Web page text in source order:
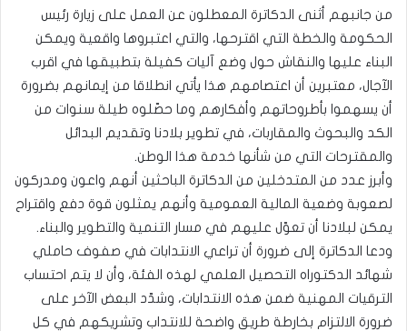
من جانبهم أثنى الدكاترة المعطلون عن العمل على زيارة رئيس
الحكومة والخطة التي اقترحها، والتي اعتبروها واقعية ويمكن
البناء عليها والنقاش حول وضع آليات كفيلة بتطبيقها في اقرب
الآجال، معتبرين أن اعتصامهم هذا يأتي انطلاقا من إيمانهم بضرورة
أن يسهموا بأطروحاتهم وأفكارهم وما حصّلوه طيلة سنوات من
الكد والبحوث والمقاربات، في تطوير بلادنا وتقديم البدائل
والمقترحات التي من شأنها خدمة هذا الوطن.
وأبرز عدد من المتدخلين من الدكاترة الباحثين أنهم واعون ومدركون
لصعوبة وضعية المالية العمومية وأنهم يمثلون قوة دفع واقتراح
يمكن لبلادنا أن تعوّل عليهم في مسار التنمية والتطوير والبناء.
ودعا الدكاترة إلى ضرورة أن تراعي الانتدابات في صفوف حاملي
شهائد الدكتوراه التحصيل العلمي لهذه الفئة، وأن لا يتم احتساب
الترقيات المهنية ضمن هذه الانتدابات، وشدّد البعض الآخر على
ضرورة الالتزام بخارطة طريق واضحة للانتداب وتشريكهم في كل